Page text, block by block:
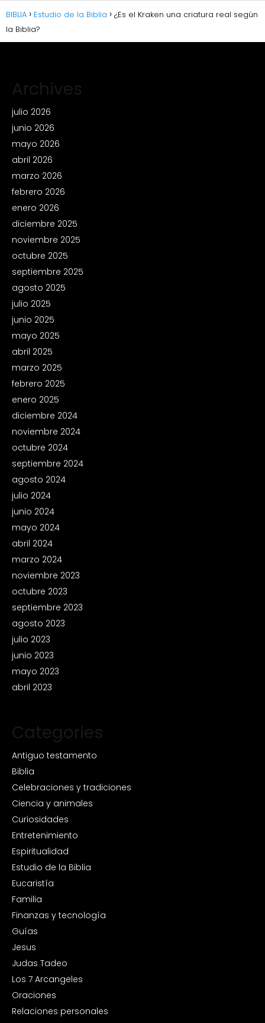
BIBLIA Estudio de la Biblia
¿Es el Kraken una criatura real según
la Biblia?
Archives
julio 2026
junio 2026
mayo 2026
abril 2026
marzo 2026
febrero 2026
enero 2026
diciembre 2025
noviembre 2025
octubre 2025
septiembre 2025
agosto 2025
julio 2025
junio 2025
mayo 2025
abril 2025
marzo 2025
febrero 2025
enero 2025
diciembre 2024
noviembre 2024
octubre 2024
septiembre 2024
agosto 2024
julio 2024
junio 2024
mayo 2024
abril 2024
marzo 2024
noviembre 2023
octubre 2023
septiembre 2023
agosto 2023
julio 2023
junio 2023
mayo 2023
abril 2023
Categories
Antiguo testamento
Biblia
Celebraciones y tradiciones
Ciencia y animales
Curiosidades
Entretenimiento
Espiritualidad
Estudio de la Biblia
Eucaristía
Familia
Finanzas y tecnología
Guías
Jesus
Judas Tadeo
Los 7 Arcangeles
Oraciones
Relaciones personales